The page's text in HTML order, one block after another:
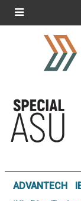
ADVANTECH